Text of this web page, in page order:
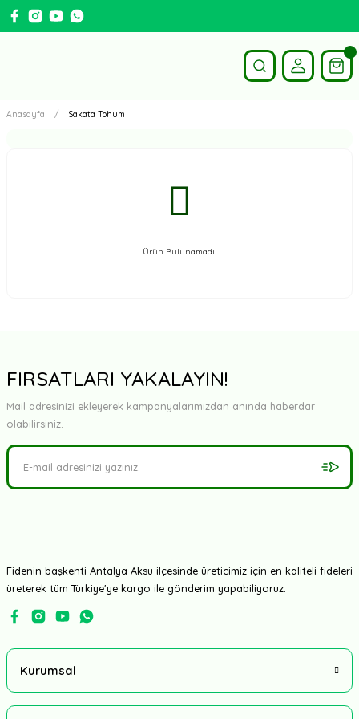
Anasayfa Sakata Tohum
Ürün Bulunamadı.
FIRSATLARI YAKALAYIN!
Mail adresinizi ekleyerek kampanyalarımızdan anında haberdar
olabilirsiniz.
Fidenin başkenti Antalya Aksu ilçesinde üreticimiz için en kaliteli fideleri
üreterek tüm Türkiye'ye kargo ile gönderim yapabiliyoruz.
Kurumsal